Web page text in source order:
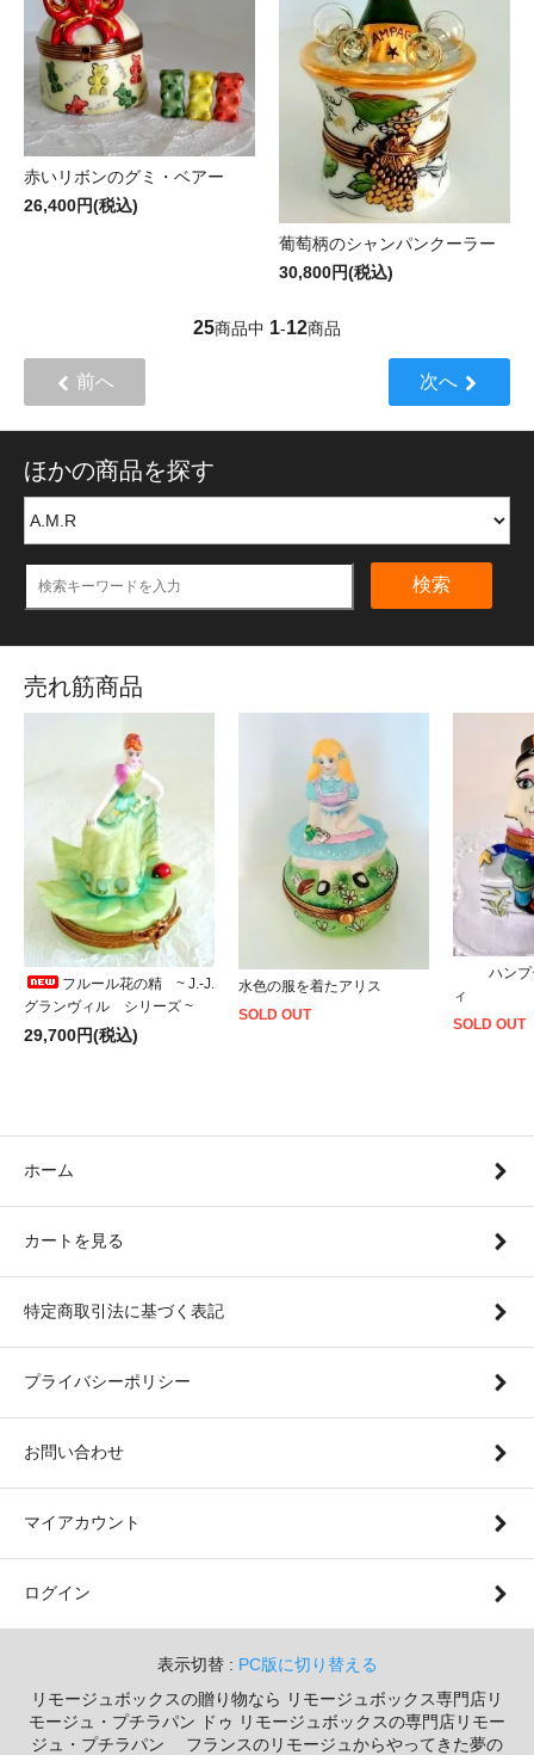
赤いリボンのグミ・ベアー
26,400円(税込)
葡萄柄のシャンパンクーラー
30,800円(税込)
25商品中 1-12商品
前へ 次へ
ほかの商品を探す
検索
売れ筋商品
フルール花の精 ~ J.-J.
グランヴィル シリーズ ~
29,700円(税込)
水色の服を着たアリス
SOLD OUT
ハン
ィ
SOLD OUT
ホーム
カートを見る
特定商取引法に基づく表記
プライバシーポリシー
お問い合わせ
マイアカウント
ログイン
表示切替 : PC版に切り替える
リモージュボックスの贈り物なら リモージュボックス専門店リ
モージュ・プチラパン ドゥ リモージュボックスの専門店リモー
ジュ・プチラパン フランスのリモージュからやってきた夢の